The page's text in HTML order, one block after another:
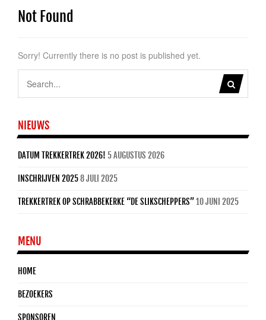
Not Found
Sorry! Currently there is no post is published yet.
NIEUWS
DATUM TREKKERTREK 2026! 5 AUGUSTUS 2026
INSCHRIJVEN 20258 JULI 2025
TREKKERTREK OP SCHRABBEKERKE “DE SLIKSCHEPPERS”10 JUNI 2025
MENU
HOME
BEZOEKERS
SPONSOREN